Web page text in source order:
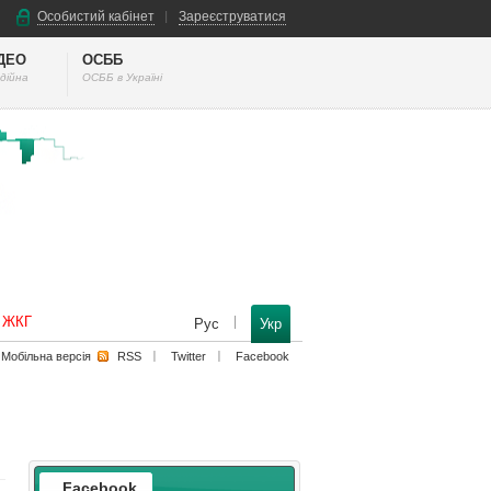
Особистий кабінет Зареєструватися
ОСББ
ОСББ в Україні
ЖКГ Рус Укр
Мобільна версiя RSS Twitter Facebook